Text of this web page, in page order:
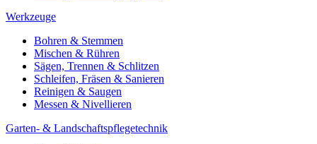
Werkzeuge
Bohren & Stemmen
Mischen & Rühren
Sägen, Trennen & Schlitzen
Schleifen, Fräsen & Sanieren
Reinigen & Saugen
Messen & Nivellieren
Garten- & Landschaftspflegetechnik